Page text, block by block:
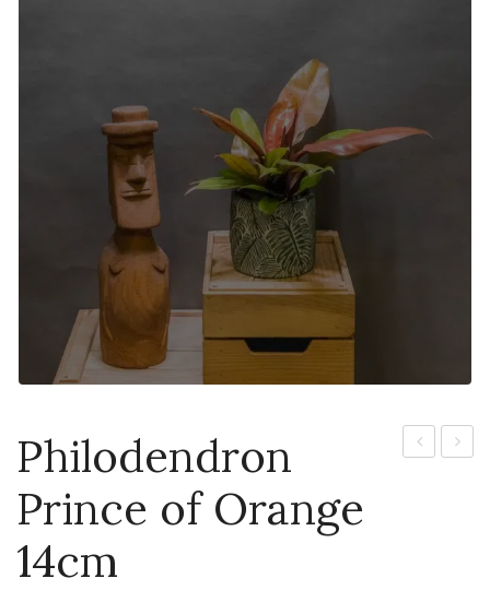
Philodendron
Prince of Orange
14cm